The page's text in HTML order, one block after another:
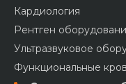
Кардиология
Рентген
Ультразвуковое
Функциональные